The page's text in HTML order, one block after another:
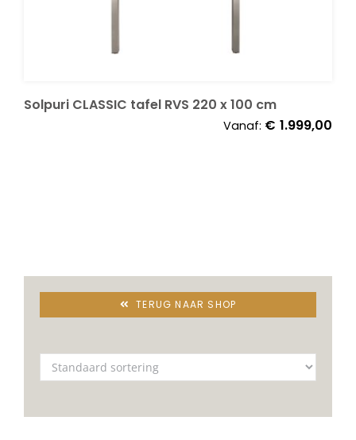
Solpuri CLASSIC tafel RVS 220 x 100 cm
Vanaf: € 1.999,00
TERUG NAAR SHOP